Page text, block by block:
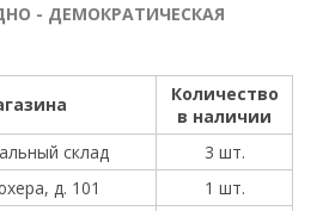
- ДЕМОКРАТИЧЕСКАЯ
Количество
в наличии
склад
3 шт.
д. 101
1 шт.